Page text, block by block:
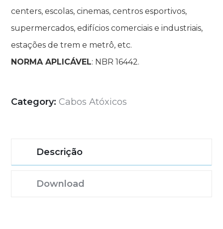
centers, escolas, cinemas, centros esportivos,
supermercados, edifícios comerciais e industriais,
estações de trem e metrô, etc.
NORMA APLICÁVEL: NBR 16442.
Category: Cabos Atóxicos
Descrição
Download